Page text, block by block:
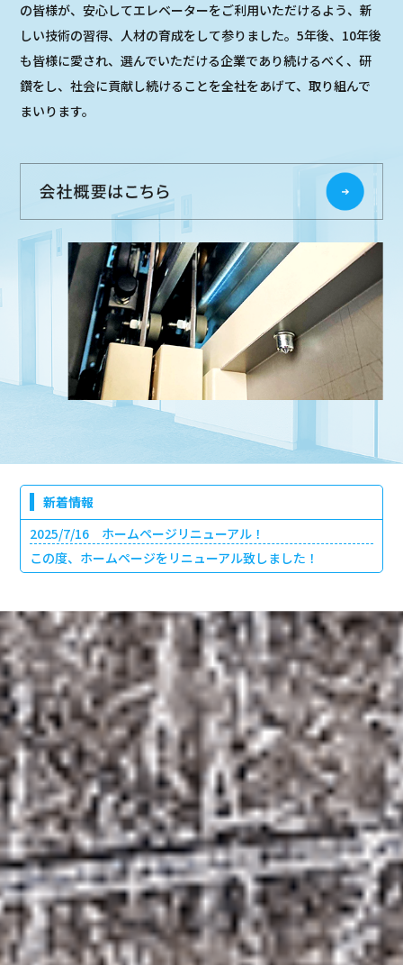
の皆様が、安心してエレベーターをご利用いただけるよう、新
しい技術の習得、人材の育成をして参りました。5年後、10年後
も皆様に愛され、選んでいただける企業であり続けるべく、研
鑽をし、社会に貢献し続けることを全社をあげて、取り組んで
まいります。
新着情報
2025/7/16 ホームページリニューアル！
この度、ホームページをリニューアル致しました！